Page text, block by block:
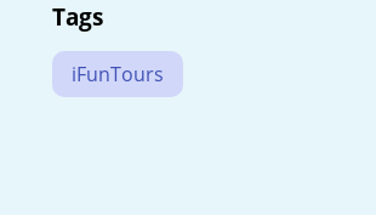
Tags
iFunTours